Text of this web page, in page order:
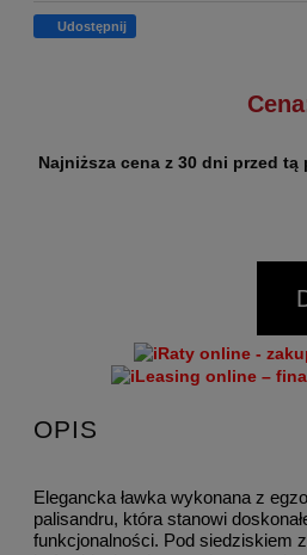
Udostępnij
Najniższa cena z 30 dni przed tą
OPIS
Elegancka ławka wykonana z
palisandru, która stanowi
funkcjonalności. Pod siedziskiem